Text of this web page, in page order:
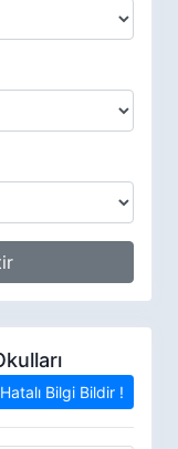
Hatalı Bilgi Bildir !